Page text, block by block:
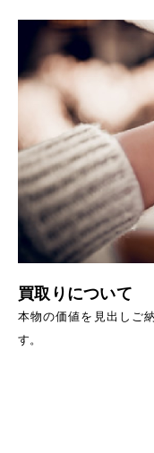
買取りについて
本物の価値を見出しご
す。